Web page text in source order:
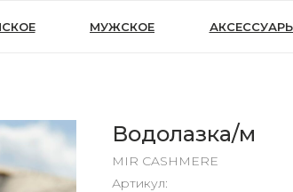
МУЖСКОЕ
Водолазка/м
MIR CASHMERE
Артикул: